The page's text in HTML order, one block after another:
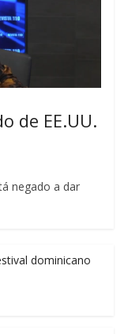
de EE.UU.
negado a dar
dominicano